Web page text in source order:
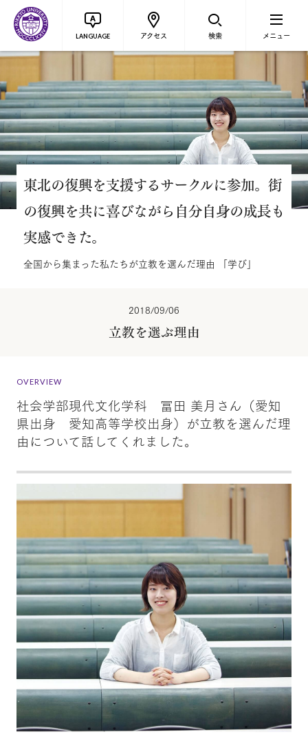
LANGUAGE アクセス 検索 メニュー
東北の復興を支援するサークルに参加。街
の復興を共に喜びながら自分自身の成長も
実感できた。
全国から集まった私たちが立教を選んだ理由 「学び」
2018/09/06
立教を選ぶ理由
OVERVIEW
社会学部現代文化学科 冨田 美月さん（愛知
県出身 愛知高等学校出身）が立教を選んだ理
由について話してくれました。